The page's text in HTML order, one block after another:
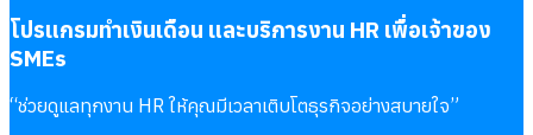
โปรแกรมทำเงินเดือน และบริการงาน HR เพื่อเจ้าของ
SMEs
“ช่วยดูแลทุกงาน HR ให้คุณมีเวลาเติบโตธุรกิจอย่างสบายใจ”